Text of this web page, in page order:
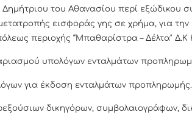
του Αθανασίου περί εξώδικου
εισφοράς γης σε χρήμα, για την
περιοχής “Μπαθαρίστρα – Δέλτα" Δ.Κ
υπολόγων ενταλμάτων
για έκδοση ενταλμάτων προπληρωμής.
δικηγόρων, συμβολαιογράφων,